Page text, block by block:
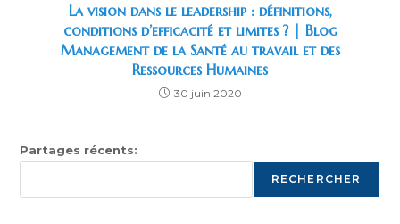
La vision dans le leadership : définitions,
conditions d’efficacité et limites ? | Blog
Management de la Santé au travail et des
Ressources Humaines
30 juin 2020
Partages récents:
RECHERCHER